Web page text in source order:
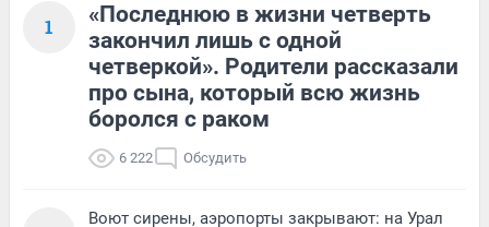
1
«Последнюю в жизни четверть
закончил лишь с одной
четверкой». Родители рассказали
про сына, который всю жизнь
боролся с раком
6 222 Обсудить
Воют сирены, аэропорты закрывают: на Урал